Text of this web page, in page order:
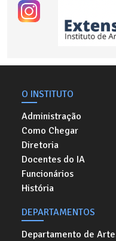
O INSTITUTO
Administração
Como Chegar
Diretoria
Docentes do IA
Funcionários
História
DEPARTAMENTOS
Departamento de